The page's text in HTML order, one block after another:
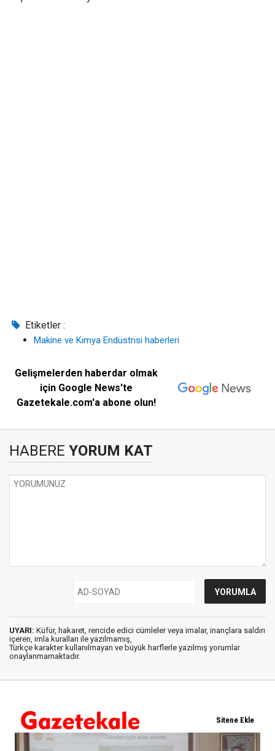
Etiketler :
Makine ve Kimya Endüstrisi haberleri
Gelişmelerden haberdar olmak
için Google News'te
Gazetekale.com'a abone olun!
HABERE YORUM KAT
UYARI: Küfür, hakaret, rencide edici cümleler veya imalar, inançlara saldırı
içeren, imla kuralları ile yazılmamış,
Türkçe karakter kullanılmayan ve büyük harflerle yazılmış yorumlar
onaylanmamaktadır.